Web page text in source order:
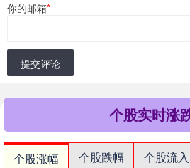
你的邮箱*
提交评论
个股实时涨
个股涨幅 个股跌幅 个股流入